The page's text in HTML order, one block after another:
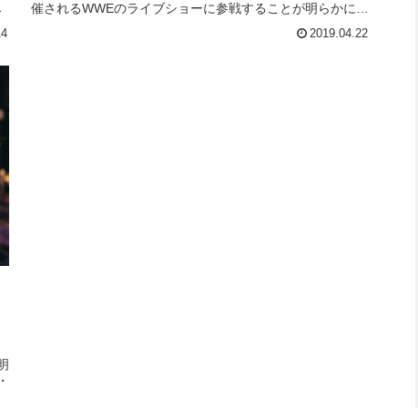
催されるWWEのライブショーに参戦することが明らかにな
りました。現在38歳のフェニックスは2012年に現役を引
退。その後、2018年のRoyal Rumbleで6年ぶりにWWEの
2019.04.22